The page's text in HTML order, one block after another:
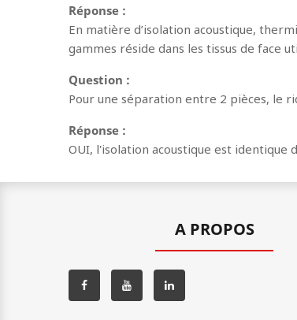
Réponse :
En matière d’isolation acoustique,
gammes réside dans les tissus de face
Question :
Pour une séparation entre 2 pièces, le
Réponse :
OUI, l'isolation acoustique est identique
A PROPOS